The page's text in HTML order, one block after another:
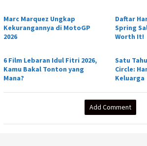
Marc Marquez Ungkap
Kekurangannya di MotoGP
2026
Daftar
Spring
Worth It!
6 Film Lebaran Idul Fitri 2026,
Kamu Bakal Tonton yang
Mana?
Satu
Circle:
Keluarga
Add Comment